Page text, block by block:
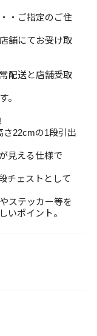
・ご指定のご住
舗にてお受け取
配送と店舗受取
。
さ22cmの1段引出
見える仕様で
チェストとして
ステッカー等を
いポイント。